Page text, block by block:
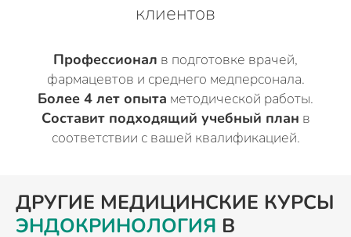
клиентов
Профессионал в подготовке врачей,
фармацевтов и среднего медперсонала.
Более 4 лет опыта методической работы.
Составит подходящий учебный план в
соответствии с вашей квалификацией.
ДРУГИЕ МЕДИЦИНСКИЕ КУРСЫ
ЭНДОКРИНОЛОГИЯ В